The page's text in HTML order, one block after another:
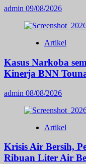
admin 09/08/2026
Artikel
Kasus Narkoba
Kinerja BNN
admin 08/08/2026
Artikel
Krisis Air Bersih,
Ribuan Liter Air